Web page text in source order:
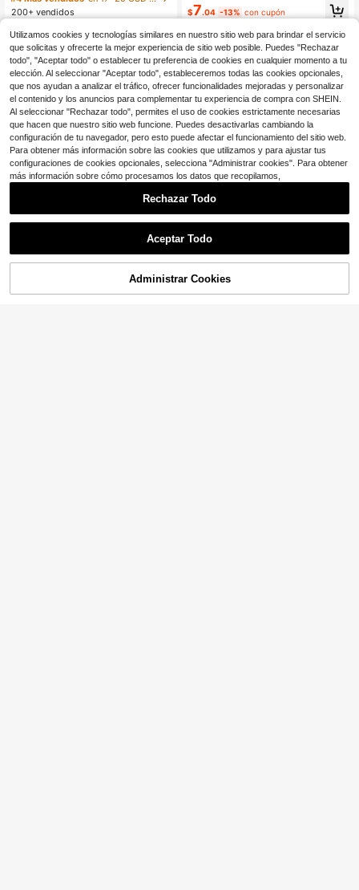
ctor de asiento de sofá minimalista
moderno antideslizante, funda de s
ofá a prueba de polvo y lavable, de
estilo fresco y elegante en beige, su
ave y resistente a la decoloración,
apta para mascotas, se ajusta a sof
ás en forma de L y de 1/2/3/4 plaza
s
200+ vendidos
$6.30 -32%
Envío Rápido
eda de hielo refrescante, resistente
a la suciedad y apta para mascotas,
decoración para sala de estar interi
or, patio exterior y vacaciones, ade
cuada para sofá reclinable en forma
de L de 1/2/3/4 plazas, funda para r
eposabrazos y respaldo, esencial d
e verano
$7.04 -13% con cupón
¡9% DE DESCUENTO! AÑADIR A LA BOLSA
Utilizamos cookies y tecnologías similares en nuestro sitio web para brindar el servicio
que solicitas y ofrecerte la mejor experiencia de sitio web posible. Puedes "Rechazar
todo", "Aceptar todo" o establecer tu preferencia de cookies en cualquier momento a tu
elección. Al seleccionar "Aceptar todo", estableceremos todas las cookies opcionales,
que nos ayudan a analizar el tráfico, ofrecer funcionalidades mejoradas y personalizar
el contenido y los anuncios para complementar tu experiencia de compra con SHEIN.
Al seleccionar "Rechazar todo", permites el uso de cookies estrictamente necesarias
que hacen que nuestro sitio web funcione. Puedes desactivarlas cambiando la
configuración de tu navegador, pero esto puede afectar el funcionamiento del sitio web.
Para obtener más información sobre las cookies que utilizamos y para ajustar tus
configuraciones de cookies opcionales, selecciona "Administrar cookies". Para obtener
más información sobre cómo procesamos los datos que recopilamos,
Rechazar Todo
Aceptar Todo
Administrar Cookies